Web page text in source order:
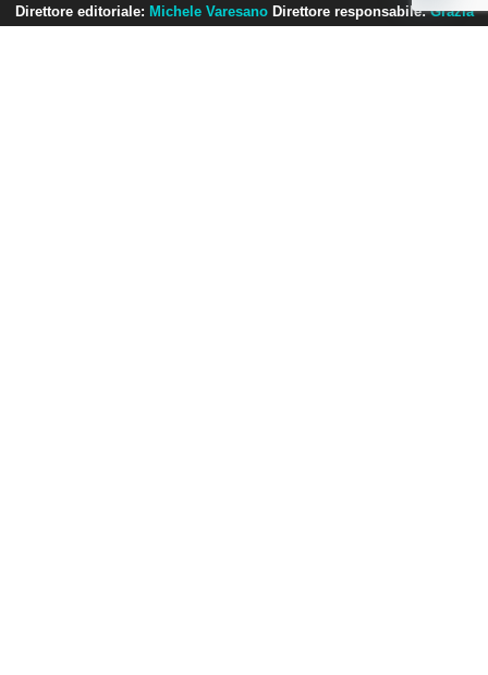
Direttore editoriale: Michele Varesano Direttore responsabile:Grazia
O